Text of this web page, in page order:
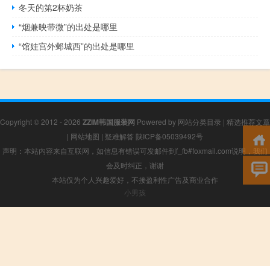
冬天的第2杯奶茶
“烟兼映带微”的出处是哪里
“馆娃宫外邺城西”的出处是哪里
Copyright © 2012 - 2026 ZZIM韩国服装网 Powered by 网站分类目录 | 精选推荐文章
| 网站地图 | 疑难解答 陕ICP备05039492号
声明：本站内容来自互联网，如信息有错误可发邮件到f_fb#foxmail.com说明，我们
会及时纠正，谢谢
本站仅为个人兴趣爱好，不接盈利性广告及商业合作
小男孩